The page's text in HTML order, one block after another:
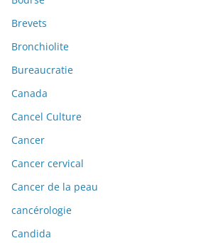
Brevets
Bronchiolite
Bureaucratie
Canada
Cancel Culture
Cancer
Cancer cervical
Cancer de la peau
cancérologie
Candida